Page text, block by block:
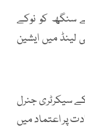
سنگھ کو نوکے
لینڈ میں ایشین
سیکرٹری جنرل
پر اعتماد میں